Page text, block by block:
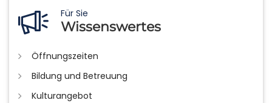
Für Sie
Wissenswertes
Öffnungszeiten
Bildung und Betreuung
Kulturangebot